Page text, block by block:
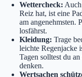
Wettercheck:
Reiz hat, ist eine
am angenehmsten.
losfährst.
Kleidung: Trage
leichte Regenjacke
Tagen solltest du
denken.
Wertsachen